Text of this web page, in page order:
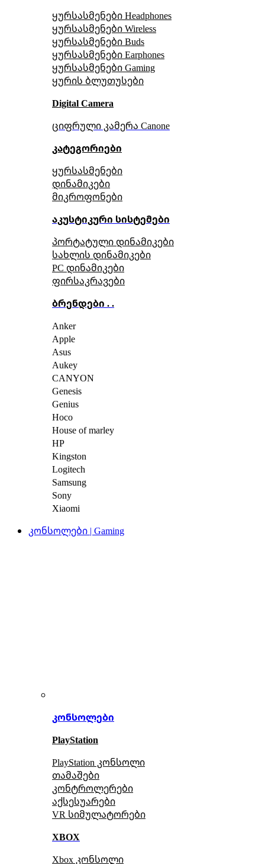
ყურსასმენები Headphones
ყურსასმენები Wireless
ყურსასმენები Buds
ყურსასმენები Earphones
ყურსასმენები Gaming
ყურის ბლუთუსები
Digital Camera
ციფრული კამერა Сanone
კატეგორიები
ყურსასმენები
დინამიკები
მიკროფონები
აკუსტიკური სისტემები
პორტატული დინამიკები
სახლის დინამიკები
PC დინამიკები
ფირსაკრავები
ბრენდები . .
Anker
Apple
Asus
Aukey
CANYON
Genesis
Genius
Hoco
House of marley
HP
Kingston
Logitech
Samsung
Sony
Xiaomi
კონსოლები | Gaming
კონსოლები
PlayStation
PlayStation კონსოლი
თამაშები
კონტროლერები
აქსესუარები
VR სიმულატორები
XBOX
Xbox კონსოლი